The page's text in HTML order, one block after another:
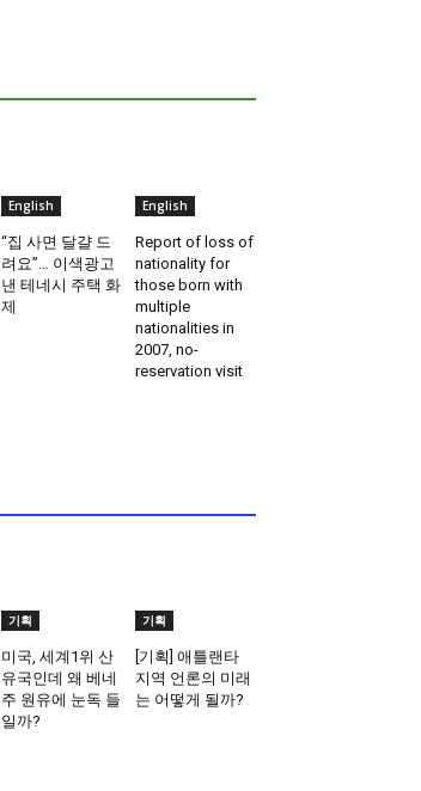
English
“집 사면 달걀 드
려요”… 이색광고
낸 테네시 주택 화
제
English
Report of loss of
nationality for
those born with
multiple
nationalities in
2007, no-
reservation visit
기획
미국, 세계1위 산
유국인데 왜 베네
주 원유에 눈독 들
일까?
기획
[기획] 애틀랜타
지역 언론의 미래
는 어떻게 될까?